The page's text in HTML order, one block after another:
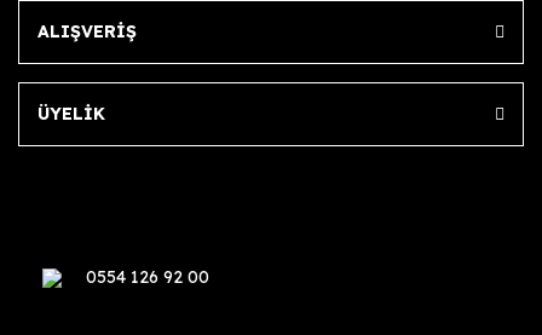
ALIŞVERİŞ
ÜYELİK
0554 126 92 00